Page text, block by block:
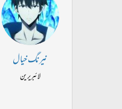
نیرنگ خیال
لائبریرین